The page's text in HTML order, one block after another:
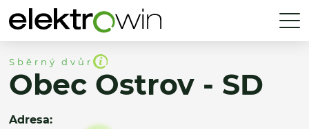
Sběrný dvůr
Obec Ostrov - SD
Adresa: